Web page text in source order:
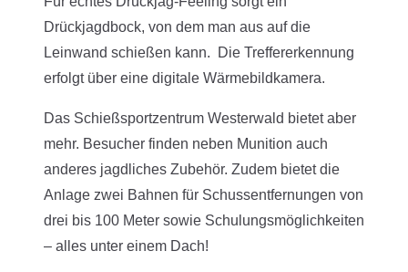
Drückjagdbock, von dem man aus auf die
Leinwand schießen kann. Die Treffererkennung
erfolgt über eine digitale Wärmebildkamera.
Das Schießsportzentrum Westerwald bietet aber
mehr. Besucher finden neben Munition auch
anderes jagdliches Zubehör. Zudem bietet die
Anlage zwei Bahnen für Schussentfernungen von
drei bis 100 Meter sowie Schulungsmöglichkeiten
– alles unter einem Dach!